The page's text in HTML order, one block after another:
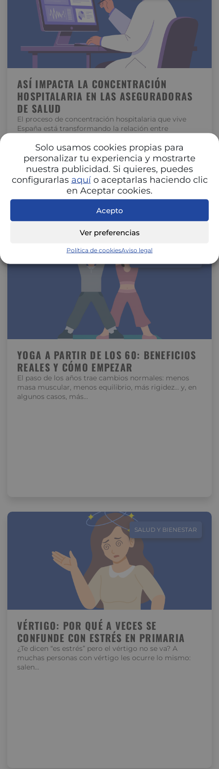
Solo usamos cookies propias para
personalizar tu experiencia y mostrarte
nuestra publicidad. Si quieres, puedes
configurarlas aquío aceptarlas haciendo clic
en Aceptar cookies.
Acepto
Ver preferencias
Política de cookiesAviso legal
ASÍ IMPACTA LA CONCENTRACIÓN
HOSPITALARIA EN LAS ASEGURADORAS
DE SALUD
El proceso de concentración hospitalaria que vive
España está transformando la relación entre
YOGA A PARTIR DE LOS 60: BENEFICIOS
REALES Y CÓMO EMPEZAR
El paso de los años trae cambios normales: menos
masa muscular, menos equilibrio, más rigidez… y, en
algunos casos, más…
SALUD Y BIENESTAR
VÉRTIGO: POR QUÉ A VECES SE
CONFUNDE CON ESTRÉS EN PRIMARIA
¿Te dicen “es estrés” pero el vértigo no se va? A
muchas personas con vértigo les ocurre lo mismo:
salen…